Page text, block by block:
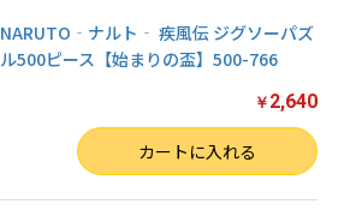
NARUTO‐ナルト‐ 疾風伝 ジグソーパズ
ル500ピース【始まりの盃】500-766
￥ 2,640
カートに入れる